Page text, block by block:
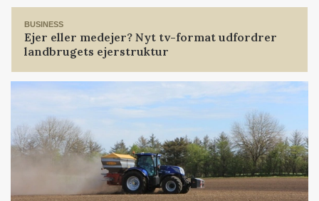
BUSINESS
Ejer eller medejer? Nyt tv-format udfordrer
landbrugets ejerstruktur